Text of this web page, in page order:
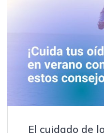
El cuidado de